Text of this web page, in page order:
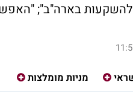
בארה"ב";
מניות מומלצות